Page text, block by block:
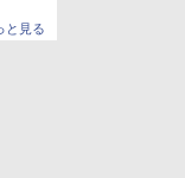
と見る